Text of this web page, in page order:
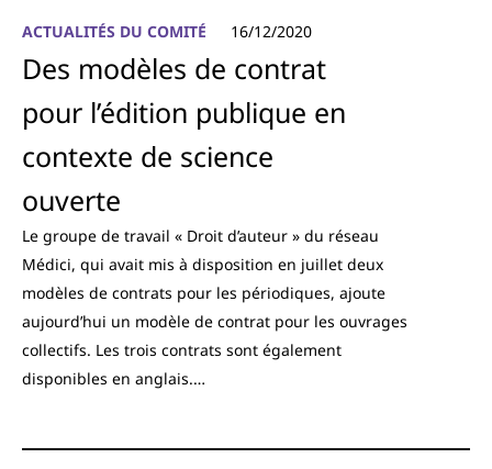
ACTUALITÉS DU COMITÉ 16/12/2020
Des modèles de contrat
pour l’édition publique en
contexte de science
ouverte
Le groupe de travail « Droit d’auteur » du réseau
Médici, qui avait mis à disposition en juillet deux
modèles de contrats pour les périodiques, ajoute
aujourd’hui un modèle de contrat pour les ouvrages
collectifs. Les trois contrats sont également
disponibles en anglais.…